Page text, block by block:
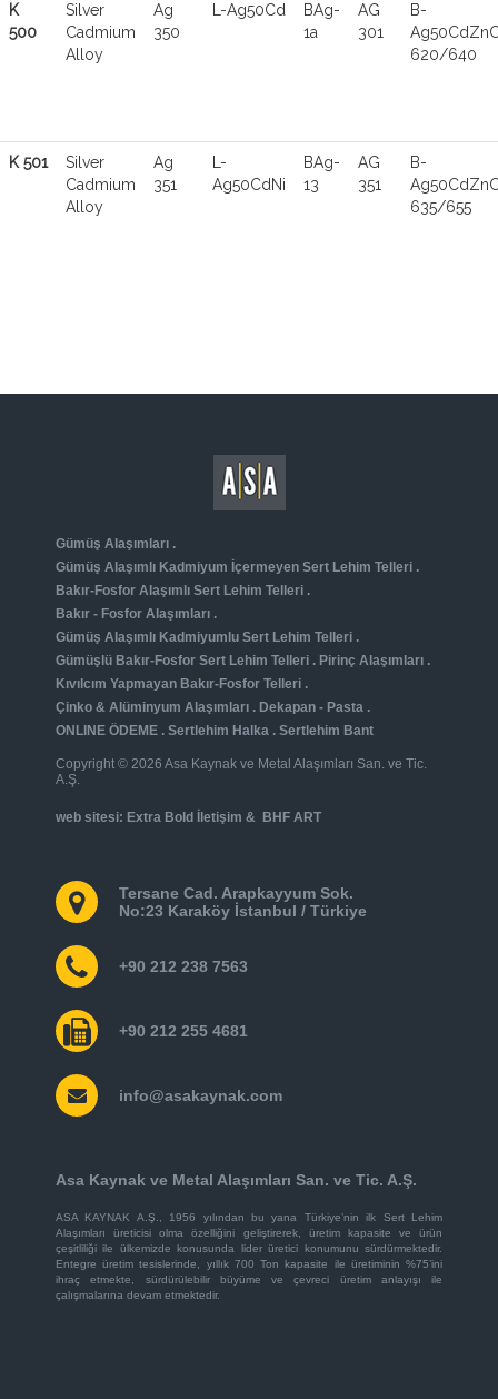
K
500
Silver
Cadmium
Alloy
Ag
350
L-Ag50Cd
BAg-
1a
AG
301
B-
620/640
K 501
Silver
Cadmium
Alloy
Ag
351
L-
Ag50CdNi
BAg-
13
AG
351
B-
635/655
Gümüş Alaşımları .
Gümüş Alaşımlı Kadmiyum İçermeyen Sert Lehim Telleri .
Bakır-Fosfor Alaşımlı Sert Lehim Telleri .
Bakır - Fosfor Alaşımları .
Gümüş Alaşımlı Kadmiyumlu Sert Lehim Telleri .
Gümüşlü Bakır-Fosfor Sert Lehim Telleri . Pirinç Alaşımları .
Kıvılcım Yapmayan Bakır-Fosfor Telleri .
Çinko & Alüminyum Alaşımları . Dekapan - Pasta .
ONLINE ÖDEME . Sertlehim Halka . Sertlehim Bant
Copyright © 2026 Asa Kaynak ve Metal Alaşımları San. ve Tic.
A.Ş.
web sitesi: Extra Bold İletişim & BHF ART
Tersane Cad. Arapkayyum Sok.
No:23 Karaköy İstanbul / Türkiye
+90 212 238 7563
+90 212 255 4681
info@asakaynak.com
Asa Kaynak ve Metal Alaşımları San. ve Tic. A.Ş.
ASA KAYNAK A.Ş., 1956 yılından bu yana Türkiye’nin ilk Sert Lehim
Alaşımları üreticisi olma özelliğini geliştirerek, üretim kapasite ve ürün
çeşitliliği ile ülkemizde konusunda lider üretici konumunu sürdürmektedir.
Entegre üretim tesislerinde, yıllık 700 Ton kapasite ile üretiminin %75’ini
ihraç etmekte, sürdürülebilir büyüme ve çevreci üretim anlayışı ile
çalışmalarına devam etmektedir.